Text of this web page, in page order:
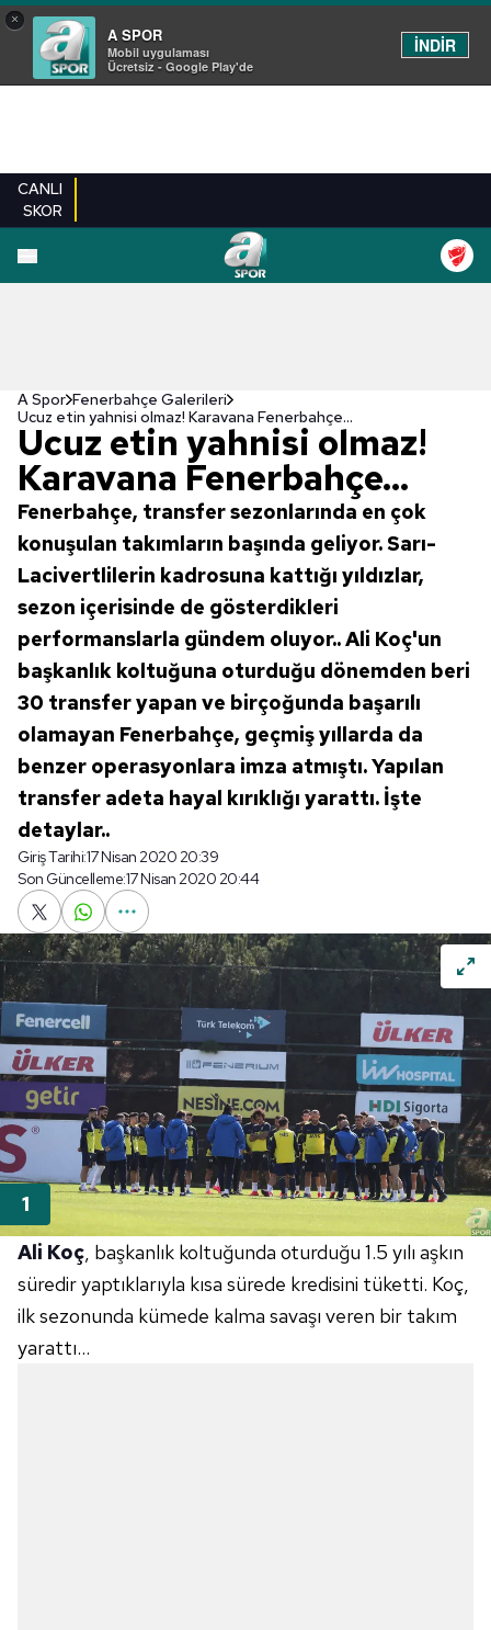
×
A SPOR
Mobil uygulaması
Ücretsiz - Google Play'de
İNDİR
CANLI
SKOR
EN YENILER
A Spor Fenerbahçe Galerileri
Ucuz etin yahnisi olmaz! Karavana Fenerbahçe...
Ucuz etin yahnisi olmaz!
Karavana Fenerbahçe...
Fenerbahçe, transfer sezonlarında en çok
konuşulan takımların başında geliyor. Sarı-
Lacivertlilerin kadrosuna kattığı yıldızlar,
sezon içerisinde de gösterdikleri
performanslarla gündem oluyor.. Ali Koç'un
başkanlık koltuğuna oturduğu dönemden beri
30 transfer yapan ve birçoğunda başarılı
olamayan Fenerbahçe, geçmiş yıllarda da
benzer operasyonlara imza atmıştı. Yapılan
transfer adeta hayal kırıklığı yarattı. İşte
detaylar..
Giriş Tarihi:17 Nisan 2020 20:39
Son Güncelleme:17 Nisan 2020 20:44
Ali Koç, başkanlık koltuğunda oturduğu 1.5 yılı aşkın
süredir yaptıklarıyla kısa sürede kredisini tüketti. Koç,
ilk sezonunda kümede kalma savaşı veren bir takım
yarattı...